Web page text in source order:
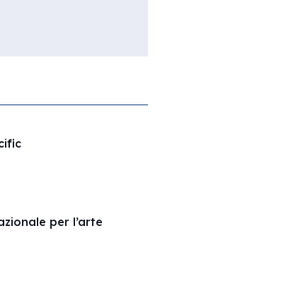
per l’arte